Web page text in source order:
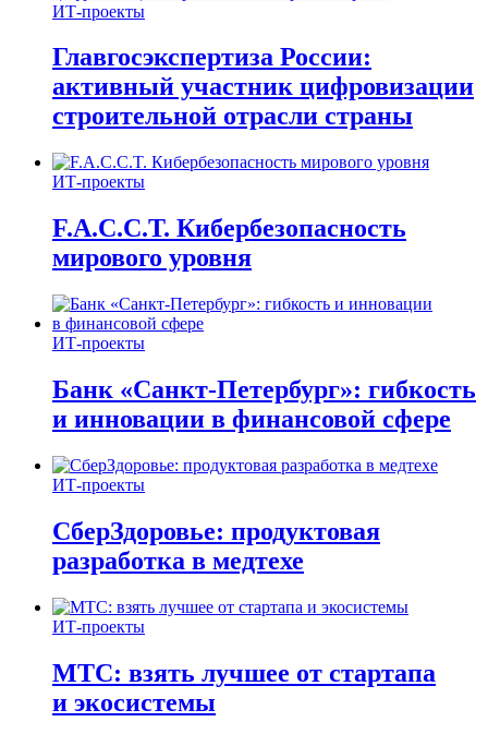
ИТ-проекты
Главгосэкспертиза России:
активный участник цифровизации
строительной отрасли страны
ИТ-проекты
F.A.C.C.T. Кибербезопасность
мирового уровня
ИТ-проекты
Банк «Санкт-Петербург»: гибкость
и инновации в финансовой сфере
ИТ-проекты
СберЗдоровье: продуктовая
разработка в медтехе
ИТ-проекты
МТС: взять лучшее от стартапа
и экосистемы